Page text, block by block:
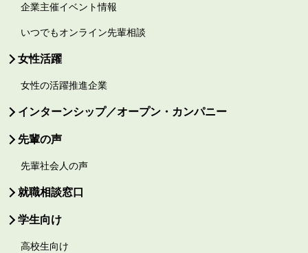
企業主催イベント情報
いつでもオンライン先輩相談
女性活躍
女性の活躍推進企業
インターンシップ／オープン・カンパニー
先輩の声
先輩社会人の声
就職相談窓口
学生向け
高校生向け